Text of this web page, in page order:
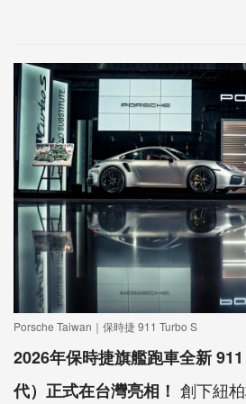
Porsche Taiwan｜保時捷 911 Turbo S
2026年保時捷旗艦跑車全新
代）正式在台灣亮相！ 創下紐